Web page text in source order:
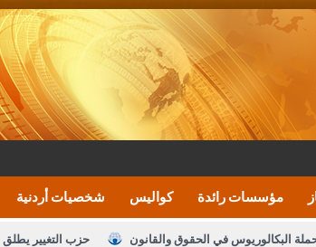
شخصيات أردنية كواليس مؤسسات رائدة
حزب التغيير البكالوريوس في الحقوق والقانون